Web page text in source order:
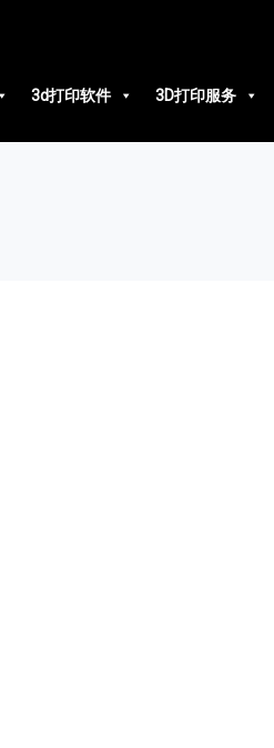
3d打印软件 3D打印服务